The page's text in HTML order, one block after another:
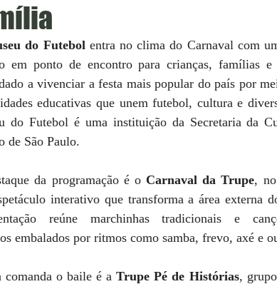
do Futebol entra no clima do Carnaval com
em ponto de encontro para crianças, famílias
a vivenciar a festa mais popular do país por
educativas que unem futebol, cultura e
do Futebol é uma instituição da Secretaria da
de São Paulo.
da programação é o Carnaval da Trupe,
interativo que transforma a área externa
reúne marchinhas tradicionais e
embalados por ritmos como samba, frevo, axé e
comanda o baile é a Trupe Pé de Histórias,